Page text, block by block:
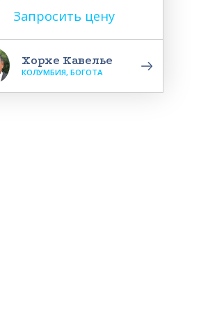
Запросить цену
Хорхе Кавелье
КОЛУМБИЯ, БОГОТА